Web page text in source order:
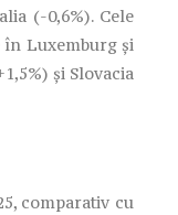
(-0,6%). Cele
în Luxemburg și
și Slovacia
comparativ cu